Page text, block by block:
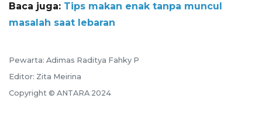
Baca juga: Tips makan enak tanpa muncul
masalah saat lebaran
Pewarta: Adimas Raditya Fahky P
Editor: Zita Meirina
Copyright © ANTARA 2024